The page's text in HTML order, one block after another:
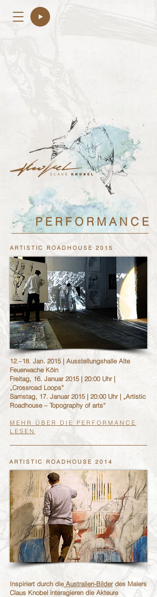
P E R F O R M A N C E
ARTISTIC ROADHOUSE 2015
12.–18. Jan. 2015 | Ausstellungshalle Alte
Feuerwache Köln
Freitag, 16. Januar 2015 | 20:00 Uhr |
„Crossroad Loops”
Samstag, 17. Januar 2015 | 20:00 Uhr | „Artistic
Roadhouse – Topography of arts“
MEHR ÜBER DIE PERFORMANCE
LESEN
ARTISTIC ROADHOUSE 2014
Inspiriert durch dieAustralien-Bilderdes Malers
Claus Knobel interagieren die Akteure